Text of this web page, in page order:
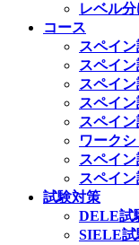
レベル
コース
スペイ
スペイ
スペイ
スペイ
スペイ
ワーク
スペイ
スペイ
試験対策
DELE試
SIELE試